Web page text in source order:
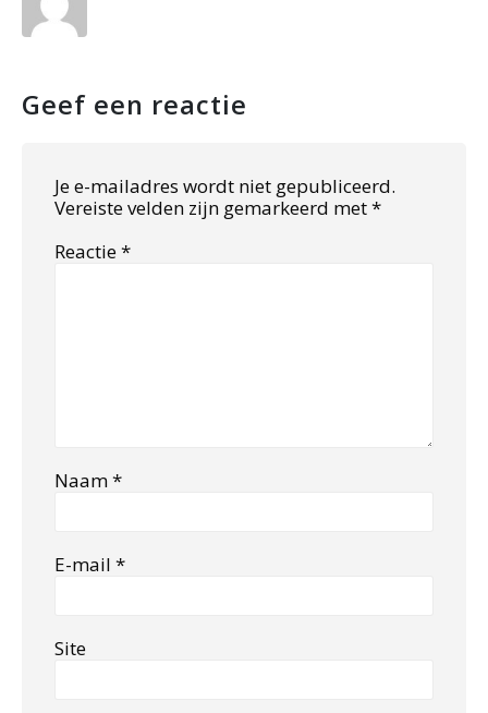
Geef een reactie
Je e-mailadres wordt niet gepubliceerd.
Vereiste velden zijn gemarkeerd met*
Reactie*
Naam*
E-mail *
Site